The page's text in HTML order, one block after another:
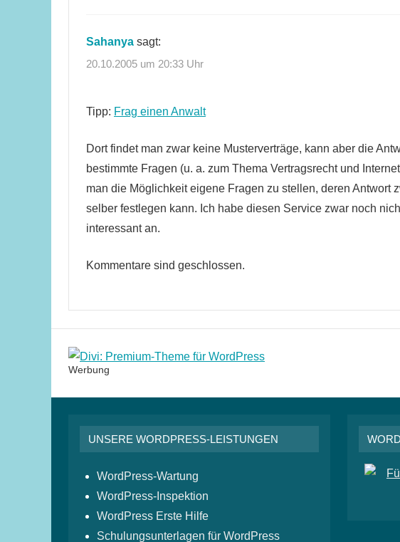
Sahanya sagt:
20.10.2005 um 20:33 Uhr
Tipp: Frag einen Anwalt
Dort findet man zwar keine Musterverträge, kann aber die
bestimmte Fragen (u. a. zum Thema Vertragsrecht und
man die Möglichkeit eigene Fragen zu stellen, deren Antwort
selber festlegen kann. Ich habe diesen Service zwar noch
interessant an.
Kommentare sind geschlossen.
Werbung
UNSERE WORDPRESS-LEISTUNGEN
WordPress-Wartung
WordPress-Inspektion
WordPress Erste Hilfe
Schulungsunterlagen für WordPress